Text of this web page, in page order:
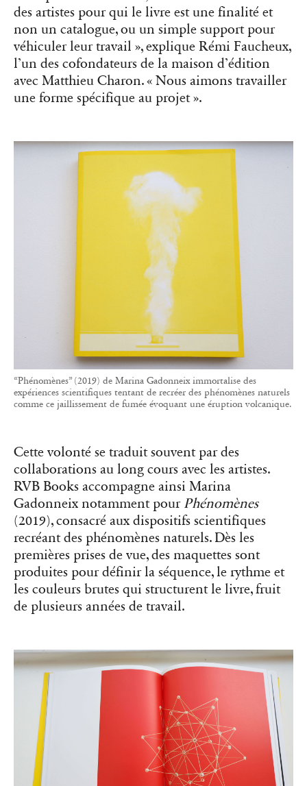
des artistes pour qui le livre est une finalité et
non un catalogue, ou un simple support pour
véhiculer leur travail », explique Rémi Faucheux,
l’un des cofondateurs de la maison d’édition
avec Matthieu Charon. « Nous aimons travailler
une forme spécifique au projet ».
“Phénomènes” (2019) de Marina Gadonneix immortalise des
expériences scientifiques tentant de recréer des phénomènes naturels
comme ce jaillissement de fumée évoquant une éruption volcanique.
Cette volonté se traduit souvent par des
collaborations au long cours avec les artistes.
RVB Books accompagne ainsi Marina
Gadonneix notamment pour Phénomènes
(2019), consacré aux dispositifs scientifiques
recréant des phénomènes naturels. Dès les
premières prises de vue, des maquettes sont
produites pour définir la séquence, le rythme et
les couleurs brutes qui structurent le livre, fruit
de plusieurs années de travail.